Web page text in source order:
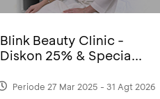
Blink Beauty Clinic -
Diskon 25% & Specia...
Periode 27 Mar 2025 - 31 Agt 2026